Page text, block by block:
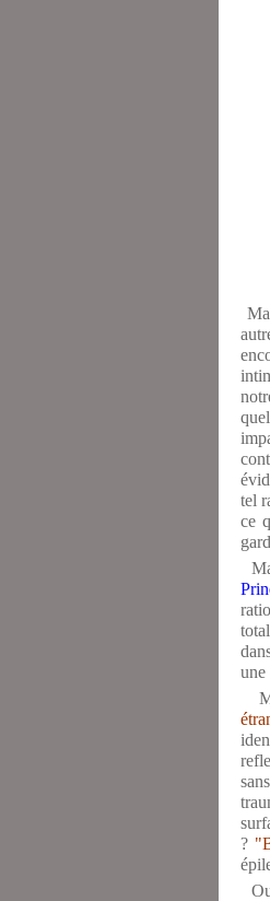
tel
ce
une
?